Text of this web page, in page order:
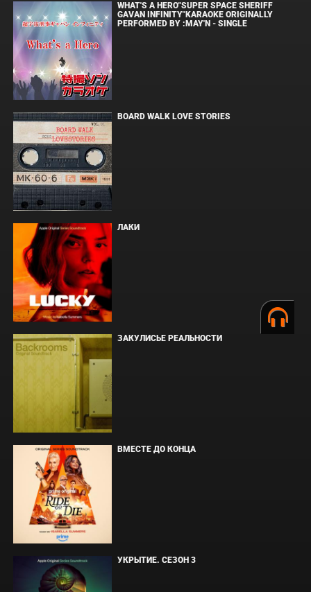
WHAT'S A HERO"SUPER SPACE SHERIFF
GAVAN INFINITY"KARAOKE ORIGINALLY
PERFORMED BY :MAY'N - SINGLE
BOARD WALK LOVE STORIES
ЛАКИ
ЗАКУЛИСЬЕ РЕАЛЬНОСТИ
ВМЕСТЕ ДО КОНЦА
УКРЫТИЕ. СЕЗОН 3